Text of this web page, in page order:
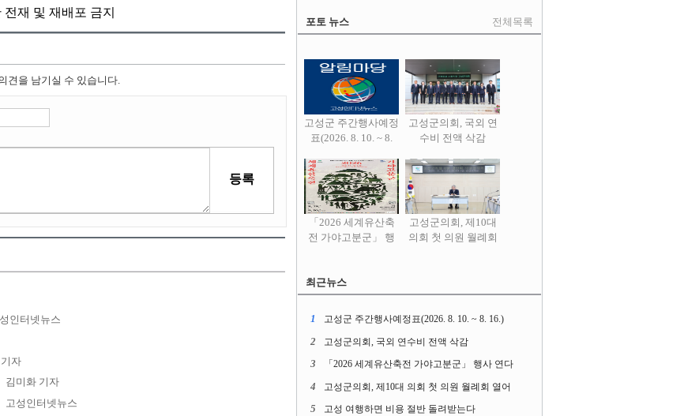
재 및 재배포 금지
견을 남기실 수 있습니다.
인터넷뉴스
자
김미화 기자
고성인터넷뉴스
포토 뉴스 전체목록
고성군 주간행사예정
표(2026. 8. 10. ~ 8.
고성군의회, 국외 연
수비 전액 삭감
「2026 세계유산축
전 가야고분군」 행
고성군의회, 제10대
의회 첫 의원 월례회
최근뉴스
1 고성군 주간행사예정표(2026. 8. 10. ~ 8. 16.)
2 고성군의회, 국외 연수비 전액 삭감
3 「2026 세계유산축전 가야고분군」 행사 연다
4 고성군의회, 제10대 의회 첫 의원 월례회 열어
5 고성 여행하면 비용 절반 돌려받는다